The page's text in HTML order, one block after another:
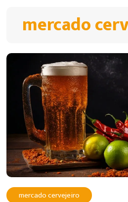
mercado
mercado cervejeiro